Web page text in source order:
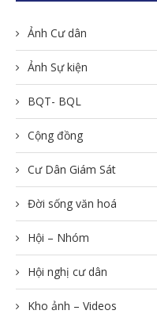
Ảnh Cư dân
Ảnh Sự kiện
BQT- BQL
Cộng đồng
Cư Dân Giám Sát
Đời sống văn hoá
Hội – Nhóm
Hội nghị cư dân
Kho ảnh – Videos